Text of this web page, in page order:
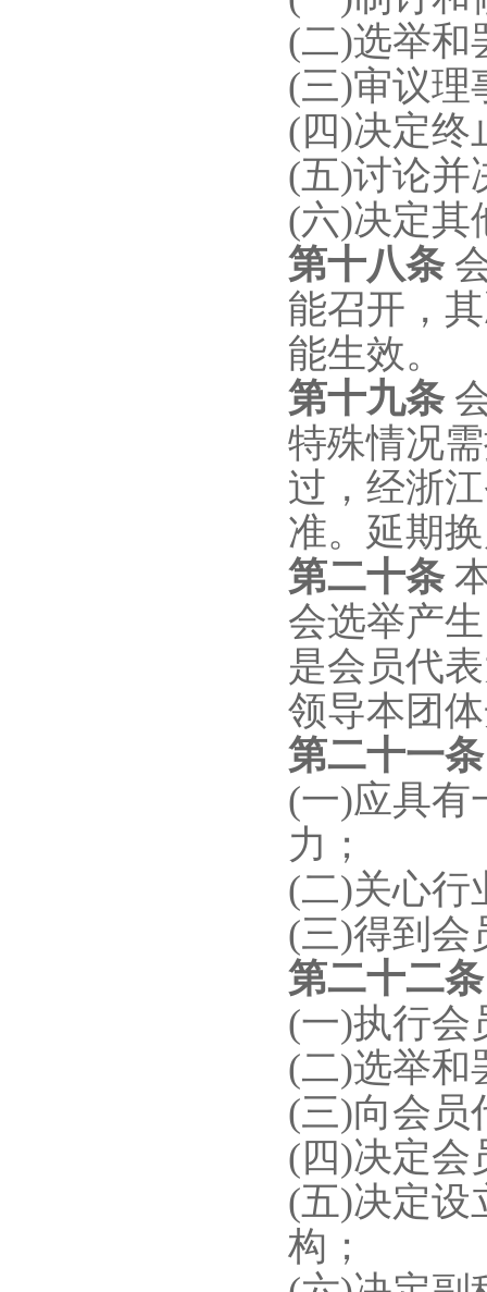
(二)选举和
(三)审议理
(四)决定终
(五)讨论并
(六)决定其
第十八条
能召开，
能生效。
第十九条
特殊情况
过，经浙
准。延期
第二十条
会选举产
是会员代
领导本团
第二十一
(一)应具有
力；
(二)关心行
(三)得到会
第二十二
(一)执行会
(二)选举和
(三)向会员
(四)决定会
(五)决定设
构；